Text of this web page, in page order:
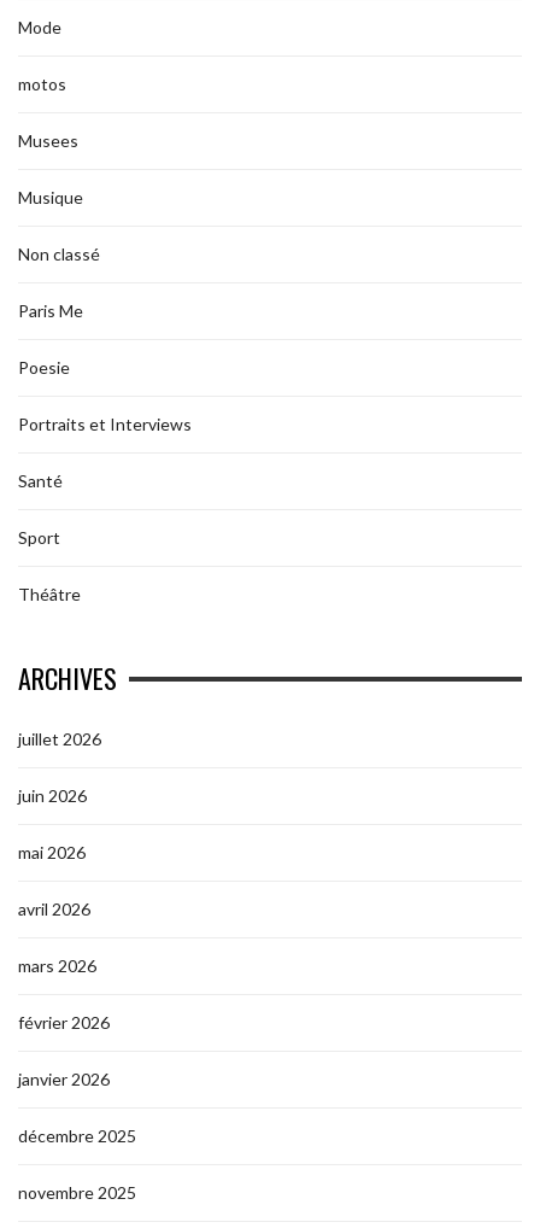
Mode
motos
Musees
Musique
Non classé
Paris Me
Poesie
Portraits et Interviews
Santé
Sport
Théâtre
ARCHIVES
juillet 2026
juin 2026
mai 2026
avril 2026
mars 2026
février 2026
janvier 2026
décembre 2025
novembre 2025